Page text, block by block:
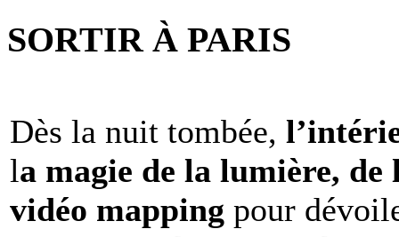
SORTIR À PARIS
Dès la nuit tombée,
la magie de la lumière,
vidéo mapping pour